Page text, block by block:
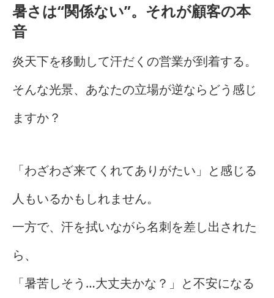
暑さは“関係ない”。それが顧客の本
音
炎天下を移動して汗だくの営業が到着する。
そんな光景、あなたの立場が逆ならどう感じ
ますか？
「わざわざ来てくれてありがたい」と感じる
人もいるかもしれません。
一方で、汗を拭いながら名刺を差し出された
ら、
「暑苦しそう…大丈夫かな？」と不安になる